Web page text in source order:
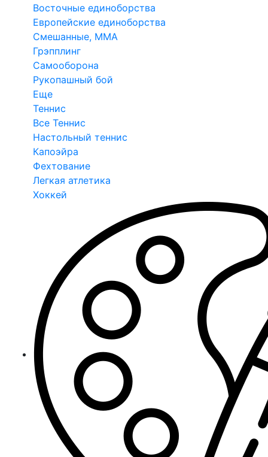
Восточные единоборства
Европейские единоборства
Смешанные, ММА
Грэпплинг
Самооборона
Рукопашный бой
Еще
Теннис
Все Теннис
Настольный теннис
Капоэйра
Фехтование
Легкая атлетика
Хоккей